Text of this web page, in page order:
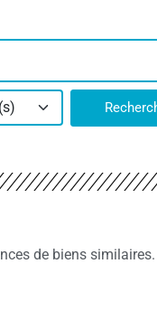
de biens similaires.